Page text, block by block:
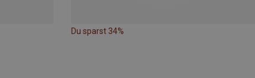
Du sparst 34%